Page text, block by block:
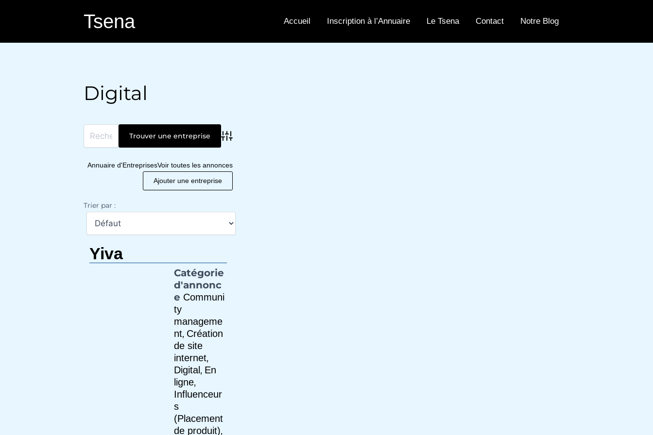
Tsena Accueil Inscription à l’Annuaire Le Tsena Contact Notre Blog
Digital
Advanced Search
Annuaire d'EntreprisesVoir toutes les annonces
Ajouter une entreprise
Trier par :
Yiva
Catégorie
d'annonc
e Communi
ty
manageme
nt, Création
de site
internet,
Digital, En
ligne,
Influenceur
s
(Placement
de produit),